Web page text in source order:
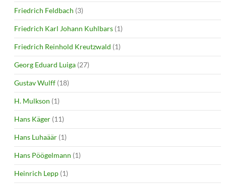
Friedrich Feldbach (3)
Friedrich Karl Johann Kuhlbars (1)
Friedrich Reinhold Kreutzwald (1)
Georg Eduard Luiga (27)
Gustav Wulff (18)
H. Mulkson (1)
Hans Käger (11)
Hans Luhaäär (1)
Hans Pöögelmann (1)
Heinrich Lepp (1)